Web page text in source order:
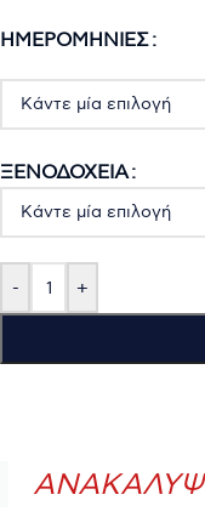
ΗΜΕΡΟΜΗΝΊΕΣ
ΞΕΝΟΔΟΧΕΊΑ
- +